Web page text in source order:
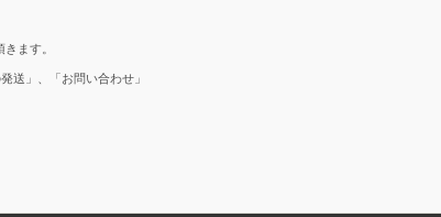
ます。
送」、「お問い合わせ」